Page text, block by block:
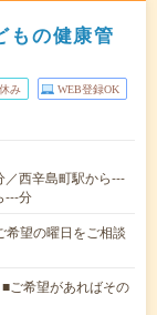
もの健康管
み WEB登録OK
西辛島町駅から---
---分
希望の曜日をご相談
ご希望があればその